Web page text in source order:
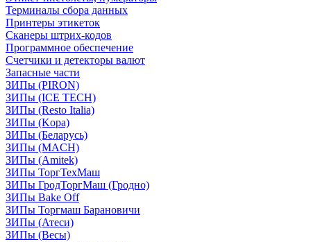
Терминалы сбора данных
Принтеры этикеток
Сканеры штрих-кодов
Программное обеспечение
Счетчики и детекторы валют
Запасные части
ЗИПы (PIRON)
ЗИПы (ICE TECH)
ЗИПы (Resto Italia)
ЗИПы (Kopa)
ЗИПы (Беларусь)
ЗИПы (MACH)
ЗИПы (Amitek)
ЗИПы ТоргТехМаш
ЗИПы ГродТоргМаш (Гродно)
ЗИПы Bake Off
ЗИПы Торгмаш Барановичи
ЗИПы (Атеси)
ЗИПы (Весы)